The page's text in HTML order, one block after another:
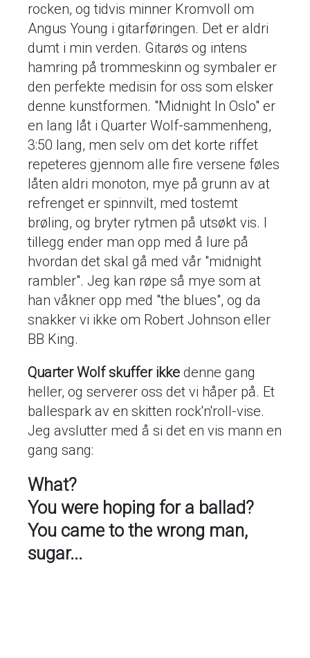
rocken, og tidvis minner Kromvoll om
Angus Young i gitarføringen. Det er aldri
dumt i min verden. Gitarøs og intens
hamring på trommeskinn og symbaler er
den perfekte medisin for oss som elsker
denne kunstformen. "Midnight In Oslo" er
en lang låt i Quarter Wolf-sammenheng,
3:50 lang, men selv om det korte riffet
repeteres gjennom alle fire versene føles
låten aldri monoton, mye på grunn av at
refrenget er spinnvilt, med tostemt
brøling, og bryter rytmen på utsøkt vis. I
tillegg ender man opp med å lure på
hvordan det skal gå med vår "midnight
rambler". Jeg kan røpe så mye som at
han våkner opp med "the blues", og da
snakker vi ikke om Robert Johnson eller
BB King.
Quarter Wolf skuffer ikke denne gang
heller, og serverer oss det vi håper på. Et
ballespark av en skitten rock'n'roll-vise.
Jeg avslutter med å si det en vis mann en
gang sang:
What?
You were hoping for a ballad?
You came to the wrong man,
sugar...